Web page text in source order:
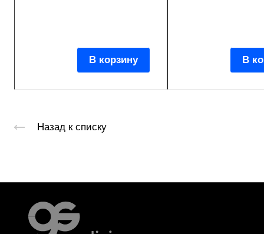
В корзину В
Назад к списку